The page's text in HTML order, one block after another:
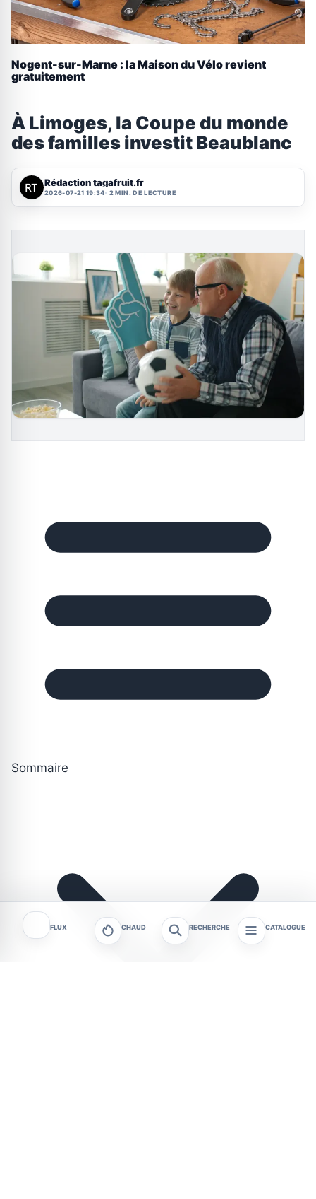
Nogent-sur-Marne : la Maison du Vélo revient
gratuitement
À Limoges, la Coupe du monde
des familles investit Beaublanc
Rédaction tagafruit.fr
2026-07-21 19:34 2 MIN. DE LECTURE
Sommaire
FLUX CHAUD RECHERCHE CATALOGUE